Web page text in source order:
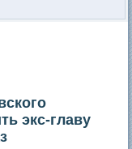
экс-главу